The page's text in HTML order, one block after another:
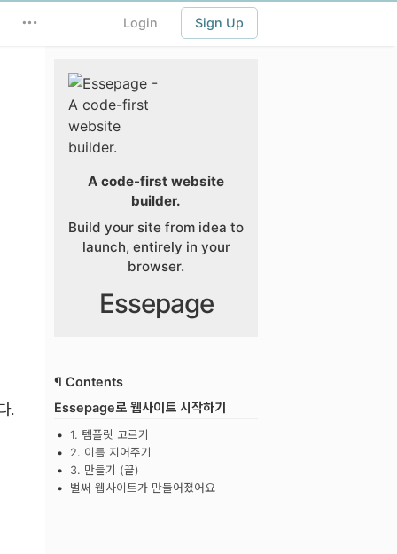
Login Sign Up
.
A code-first website
builder.
Build your site from idea to
launch, entirely in your
browser.
Essepage
¶ Contents
Essepage로 웹사이트 시작하기
1. 템플릿 고르기
2. 이름 지어주기
3. 만들기 (끝)
벌써 웹사이트가 만들어졌어요